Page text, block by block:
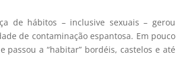
de hábitos – inclusive sexuais – gerou
de contaminação espantosa. Em pouco
passou a “habitar” bordéis, castelos e até